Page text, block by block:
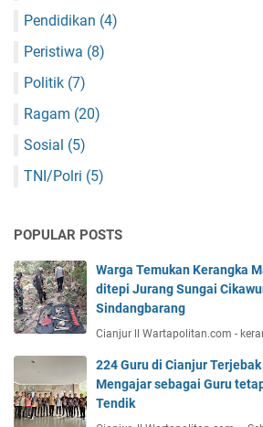
Pendidikan (4)
Peristiwa (8)
Politik (7)
Ragam (20)
Sosial (5)
TNI/Polri (5)
POPULAR POSTS
Warga Temukan Kerangka
ditepi Jurang Sungai
Sindangbarang
Cianjur ll Wartapolitan.com -
224 Guru di Cianjur
Mengajar sebagai Guru
Tendik